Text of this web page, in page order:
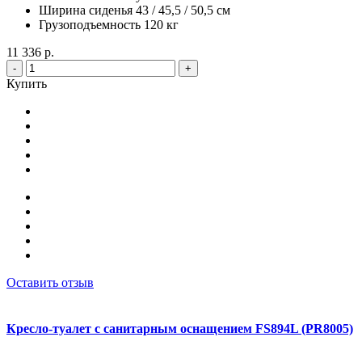
Ширина сиденья 43 / 45,5 / 50,5 см
Грузоподъемность 120 кг
11 336 р.
- +
Купить
Оставить отзыв
Кресло-туалет с санитарным оснащением FS894L (PR8005)